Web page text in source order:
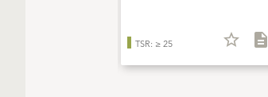
TSR: ≥ 25 star_border description